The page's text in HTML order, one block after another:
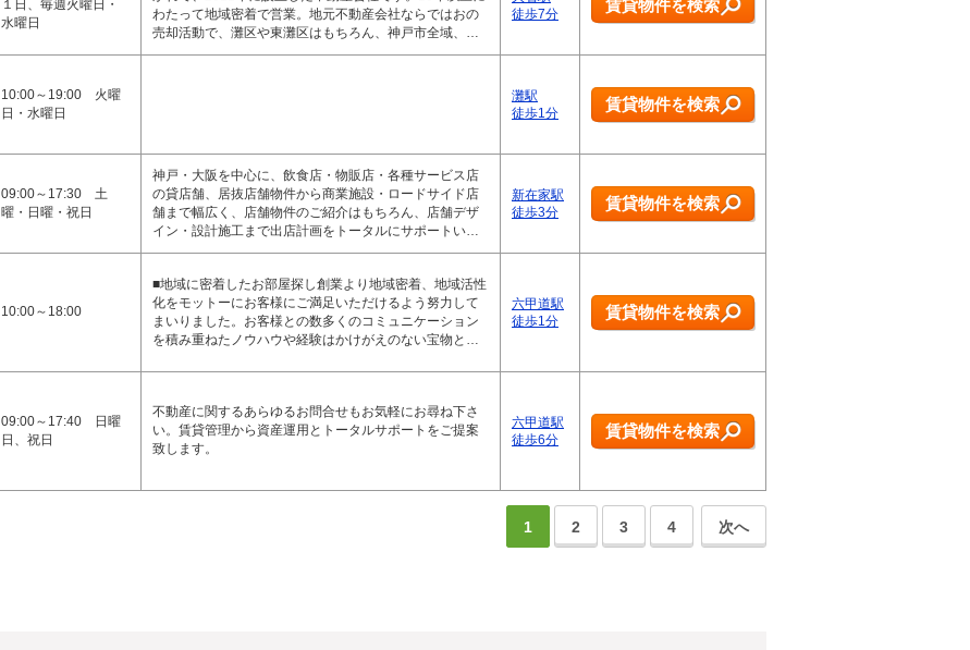
１日、毎週火曜日・
水曜日
わたって地域密着で営業。地元不動産会社ならではおの
売却活動で、灘区や東灘区はもちろん、神戸市全域、…
徒歩7分
賃貸物件を検索
10:00～19:00 火曜
日・水曜日
灘駅
徒歩1分
賃貸物件を検索
09:00～17:30 土
曜・日曜・祝日
神戸・大阪を中心に、飲食店・物販店・各種サービス店
の貸店舗、居抜店舗物件から商業施設・ロードサイド店
舗まで幅広く、店舗物件のご紹介はもちろん、店舗デザ
イン・設計施工まで出店計画をトータルにサポートい…
新在家駅
徒歩3分
賃貸物件を検索
10:00～18:00
■地域に密着したお部屋探し創業より地域密着、地域活性
化をモットーにお客様にご満足いただけるよう努力して
まいりました。お客様との数多くのコミュニケーション
を積み重ねたノウハウや経験はかけがえのない宝物と…
六甲道駅
徒歩1分
賃貸物件を検索
09:00～17:40 日曜
日、祝日
不動産に関するあらゆるお問合せもお気軽にお尋ね下さ
い。賃貸管理から資産運用とトータルサポートをご提案
致します。
六甲道駅
徒歩6分
賃貸物件を検索
1 2 3 4 次へ